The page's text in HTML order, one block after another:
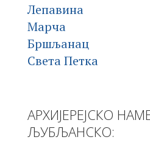
Лепавина
Марча
Бршљанац
Света Петка
АРХИЈЕРЕЈСКО
ЉУБЉАНСКО: